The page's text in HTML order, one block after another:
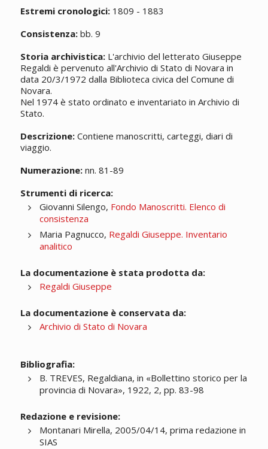
Estremi cronologici:1809 - 1883
Consistenza:bb. 9
Storia archivistica:L'archivio del letterato Giuseppe
Regaldi è pervenuto all'Archivio di Stato di Novara in
data 20/3/1972 dalla Biblioteca civica del Comune di
Novara.
Nel 1974 è stato ordinato e inventariato in Archivio di
Stato.
Descrizione:Contiene manoscritti, carteggi, diari di
viaggio.
Numerazione:nn. 81-89
Strumenti di ricerca:
Giovanni Silengo, Fondo Manoscritti. Elenco di
consistenza
Maria Pagnucco, Regaldi Giuseppe. Inventario
analitico
La documentazione è stata prodotta da:
Regaldi Giuseppe
La documentazione è conservata da:
Archivio di Stato di Novara
Bibliografia:
B. TREVES, Regaldiana, in «Bollettino storico per la
provincia di Novara», 1922, 2, pp. 83-98
Redazione e revisione:
Montanari Mirella, 2005/04/14, prima redazione in
SIAS